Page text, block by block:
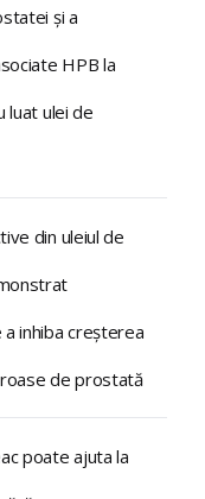
și a
HPB la
luat ulei de
din uleiul de
inhiba creșterea
de prostată
poate ajuta la